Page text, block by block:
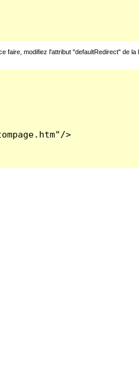
modifiez l'attribut "defaultRedirect" de
>